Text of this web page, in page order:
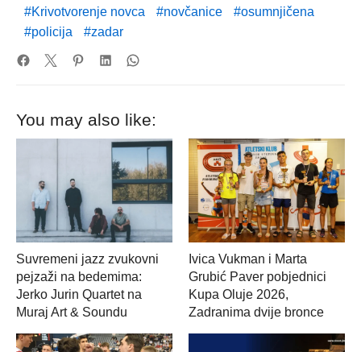
Krivotvorenje novca
novčanice
osumnjičena
policija
zadar
You may also like:
Suvremeni jazz zvukovni
pejzaži na bedemima:
Jerko Jurin Quartet na
Muraj Art & Soundu
Ivica Vukman i Marta
Grubić Paver pobjednici
Kupa Oluje 2026,
Zadranima dvije bronce